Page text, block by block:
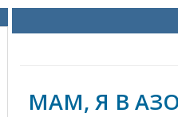
МАМ, Я В